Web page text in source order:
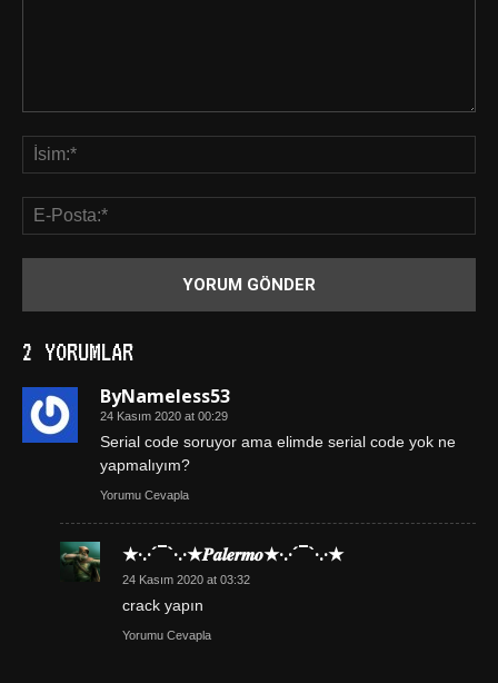
2 YORUMLAR
ByNameless53
24 Kasım 2020 at 00:29
Serial code soruyor ama elimde serial code yok ne
yapmalıyım?
Yorumu Cevapla
★·.·´¯`·.·★𝑷𝒂𝒍𝒆𝒓𝒎𝒐★·.·´¯`·.·★
24 Kasım 2020 at 03:32
crack yapın
Yorumu Cevapla